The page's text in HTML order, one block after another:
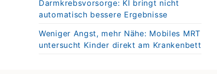
Darmkrebsvorsorge: KI bringt nicht
automatisch bessere Ergebnisse
Weniger Angst, mehr Nähe: Mobiles MRT
untersucht Kinder direkt am Krankenbett